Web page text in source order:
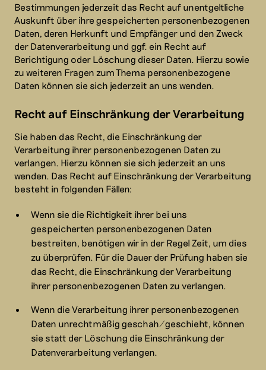
Bestimmungen jederzeit das Recht auf unentgeltliche
Auskunft über ihre gespeicherten personenbezogenen
Daten, deren Herkunft und Empfänger und den Zweck
der Datenverarbeitung und ggf. ein Recht auf
Berichtigung oder Löschung dieser Daten. Hierzu sowie
zu weiteren Fragen zum Thema personenbezogene
Daten können sie sich jederzeit an uns wenden.
Recht auf Einschränkung der Verarbeitung
Sie haben das Recht, die Einschränkung der
Verarbeitung ihrer personenbezogenen Daten zu
verlangen. Hierzu können sie sich jederzeit an uns
wenden. Das Recht auf Einschränkung der Verarbeitung
besteht in folgenden Fällen:
Wenn sie die Richtigkeit ihrer bei uns
gespeicherten personenbezogenen Daten
bestreiten, benötigen wir in der Regel Zeit, um dies
zu überprüfen. Für die Dauer der Prüfung haben sie
das Recht, die Einschränkung der Verarbeitung
ihrer personenbezogenen Daten zu verlangen.
Wenn die Verarbeitung ihrer personenbezogenen
Daten unrechtmäßig geschah/geschieht, können
sie statt der Löschung die Einschränkung der
Datenverarbeitung verlangen.